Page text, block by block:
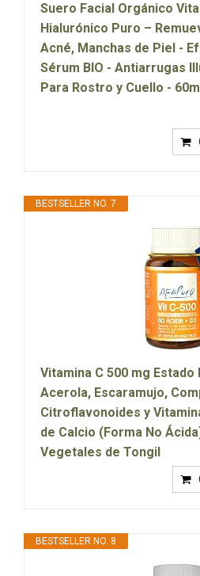
Suero Facial Orgánico
Hialurónico Puro –
Acné, Manchas de Piel -
Sérum BIO - Antiarrugas
Para Rostro y Cuello -
BESTSELLER NO. 7
Vitamina C 500 mg Estado
Acerola, Escaramujo,
Citroflavonoides y
de Calcio (Forma No
Vegetales de Tongil
BESTSELLER NO. 8